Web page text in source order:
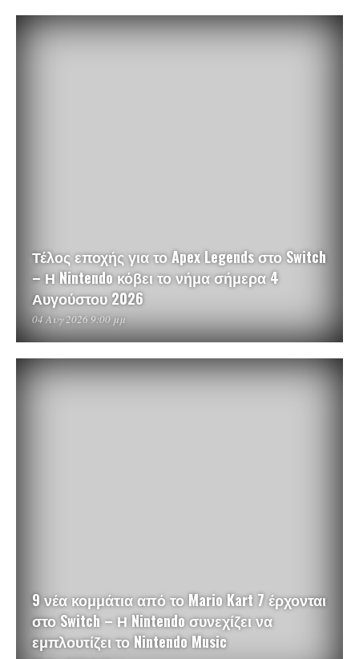
Τέλος εποχής για το Apex Legends στο Switch
– Η Nintendo κόβει το νήμα σήμερα 4
Αυγούστου 2026
04 Αυγ 2026 9:00 μμ
9 νέα κομμάτια από το Mario Kart 7 έρχονται
στο Switch – Η Nintendo συνεχίζει να
εμπλουτίζει το Nintendo Music